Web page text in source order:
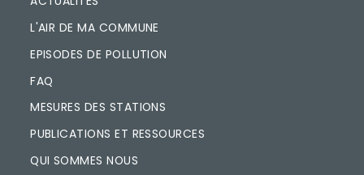
L'AIR DE MA COMMUNE
EPISODES DE POLLUTION
FAQ
MESURES DES STATIONS
PUBLICATIONS ET RESSOURCES
QUI SOMMES NOUS